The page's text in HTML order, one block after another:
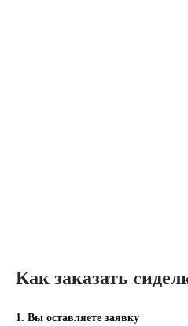
Как заказать
1. Вы оставляете заявку